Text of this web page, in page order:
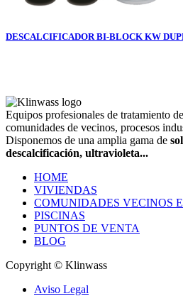
DESCALCIFICADOR BI-BLOCK KW
Equipos profesionales de tratamiento
comunidades de vecinos, procesos
Disponemos de una amplia gama de
descalcificación, ultravioleta...
HOME
VIVIENDAS
COMUNIDADES VECINOS
PISCINAS
PUNTOS DE VENTA
BLOG
Copyright © Klinwass
Aviso Legal